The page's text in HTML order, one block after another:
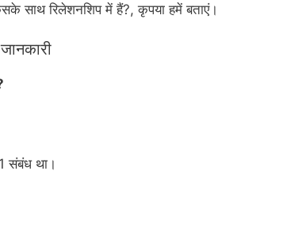
साथ रिलेशनशिप में हैं?, कृपया हमें बताएं।
संबंध था।